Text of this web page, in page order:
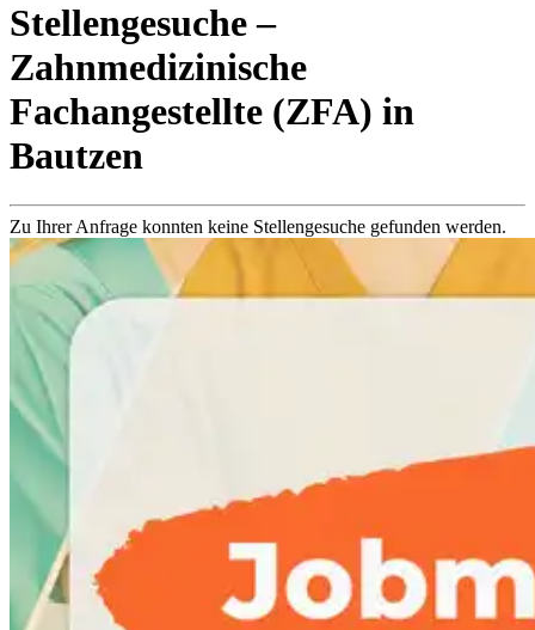
Stellengesuche–
Zahnmedizinische
Fachangestellte (ZFA) in
Bautzen
Zu Ihrer Anfrage konnten keine Stellengesuche gefunden werden.